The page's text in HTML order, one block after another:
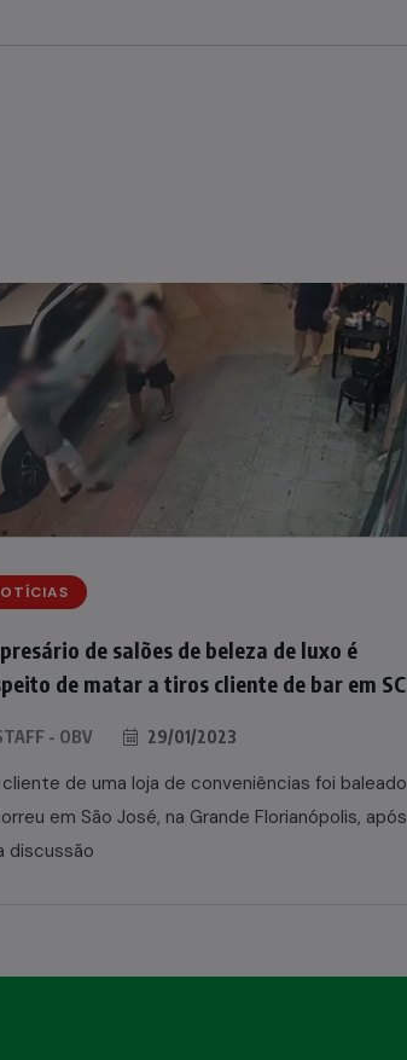
de salões de beleza de luxo é
de matar a tiros cliente de bar em SC
- OBV 29/01/2023
cliente de uma loja de conveniências foi baleado
em São José, na Grande Florianópolis, após
discussão